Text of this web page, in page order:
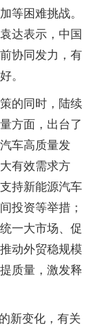
等困难挑战。
达表示，中国
协同发力，有
。
的同时，陆续
方面，出台了
车高质量发
有效需求方
持新能源汽车
投资等举措；
一大市场、促
动外贸稳规模
质量，激发释
新变化，有关